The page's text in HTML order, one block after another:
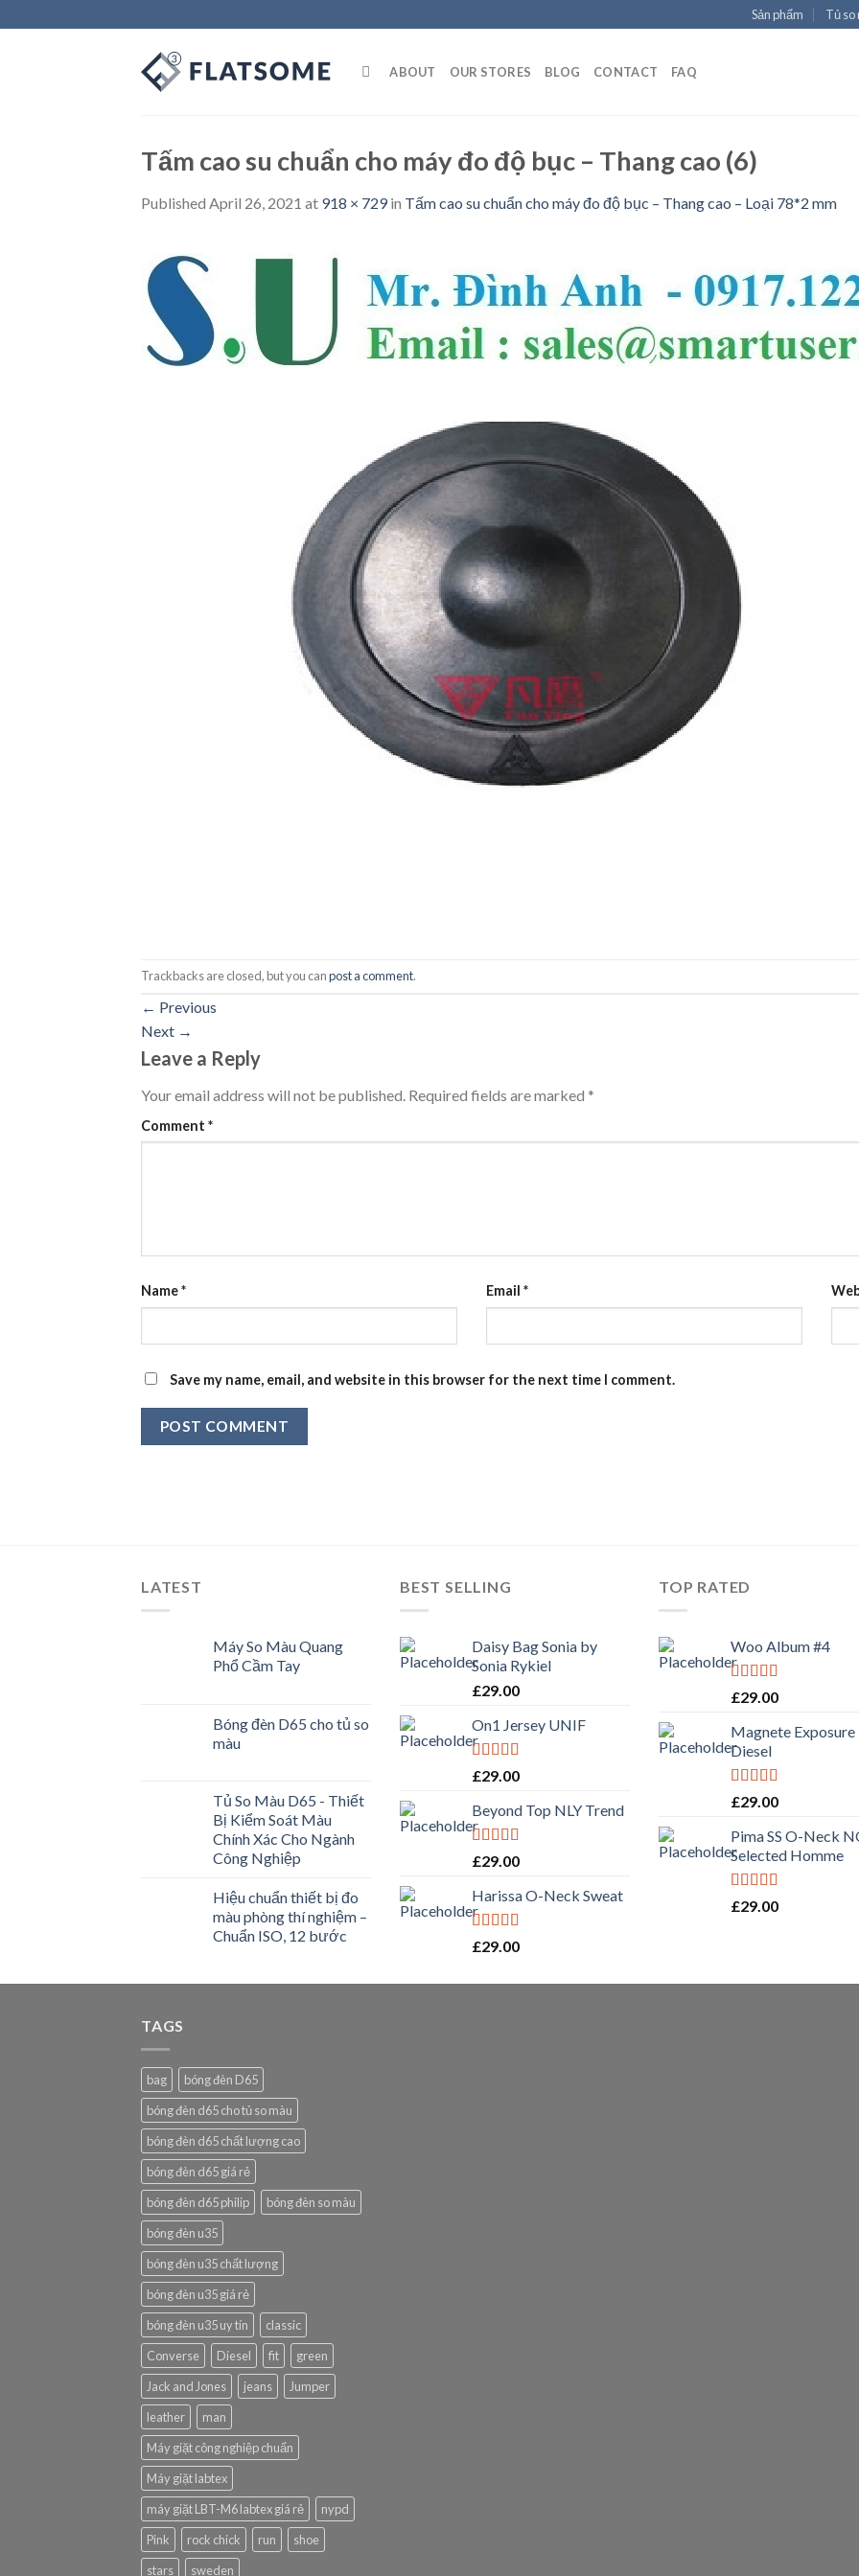
to
Sản phẩm Tủ so
ABOUT OUR STORES BLOG CONTACT FAQ
Tấm cao su chuẩn cho máy đo độ bục – Thang cao (6)
Published April 26, 2021 at 918 × 729in Tấm cao su chuẩn cho máy đo độ bục – Thang cao – Loại 78*2 mm
Trackbacks are closed, but you canpost a comment.
← Previous
Next →
Leave a Reply
Your email address will not be published. Required fields are marked *
Comment *
Name* Email *
Save my name, email, and website in this browser for the next time I comment.
LATEST
Máy So Màu Quang
Phổ Cầm Tay
Bóng đèn D65 cho tủ so
màu
Tủ So Màu D65 - Thiết
Bị Kiểm Soát Màu
Chính Xác Cho Ngành
Công Nghiệp
Hiệu chuẩn thiết bị đo
màu phòng thí nghiệm –
Chuẩn ISO, 12 bước
BEST SELLING
Daisy Bag Sonia by
Sonia Rykiel
£29.00
On1 Jersey UNIF
Rated5.00
£29.00
Beyond Top NLY Trend
Rated
of 5
£29.00
Harissa O-Neck Sweat
Rated4.00
£29.00
TOP RATED
Woo Album #4
Rated5.00
£29.00
Magnete Exposure
Diesel
Rated5.00
£29.00
Pima SS O-Neck
Selected Homme
Rated5.00
£29.00
TAGS
bag
bóng đèn D65
bóng đèn d65 cho tủ so màu
bóng đèn d65 chất lượng cao
bóng đèn d65 giá rẻ
bóng đèn d65 philip
bóng đèn so màu
bóng đèn u35
bóng đèn u35 chất lượng
bóng đèn u35 giá rẻ
bóng đèn u35 uy tín
classic
Converse
Diesel fit
green
Jack and Jones
jeans
Jumper
leather
man
Máy giặt công nghiệp chuẩn
Máy giặt labtex
máy giặt LBT-M6 labtex giá rẻ
nypd
Pink
rock chick run
shoe
stars
sweden